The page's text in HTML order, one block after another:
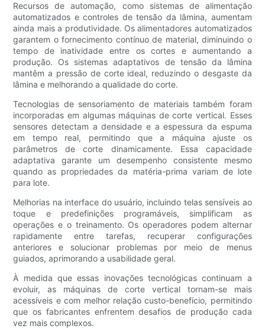
Recursos de automação, como sistemas de alimentação
automatizados e controles de tensão da lâmina, aumentam
ainda mais a produtividade. Os alimentadores automatizados
garantem o fornecimento contínuo de material, diminuindo o
tempo de inatividade entre os cortes e aumentando a
produção. Os sistemas adaptativos de tensão da lâmina
mantêm a pressão de corte ideal, reduzindo o desgaste da
lâmina e melhorando a qualidade do corte.
Tecnologias de sensoriamento de materiais também foram
incorporadas em algumas máquinas de corte vertical. Esses
sensores detectam a densidade e a espessura da espuma
em tempo real, permitindo que a máquina ajuste os
parâmetros de corte dinamicamente. Essa capacidade
adaptativa garante um desempenho consistente mesmo
quando as propriedades da matéria-prima variam de lote
para lote.
Melhorias na interface do usuário, incluindo telas sensíveis ao
toque e predefinições programáveis, simplificam as
operações e o treinamento. Os operadores podem alternar
rapidamente entre tarefas, recuperar configurações
anteriores e solucionar problemas por meio de menus
guiados, aprimorando a usabilidade geral.
À medida que essas inovações tecnológicas continuam a
evoluir, as máquinas de corte vertical tornam-se mais
acessíveis e com melhor relação custo-benefício, permitindo
que os fabricantes enfrentem desafios de produção cada
vez mais complexos.